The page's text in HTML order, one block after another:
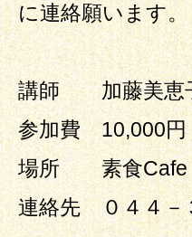
に連絡願います。
講師 加藤美恵
参加費 10,000円
場所 素食
連絡先 ０４４－